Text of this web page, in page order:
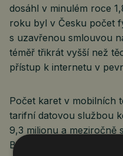
dosáhl v minulém roce
roku byl v Česku počet
s uzavřenou smlouvou
téměř třikrát vyšší než
přístup k internetu v
Počet karet v mobilních
tarifní datovou službou
9,3 milionu a meziročně
Bylo to také o 1,5